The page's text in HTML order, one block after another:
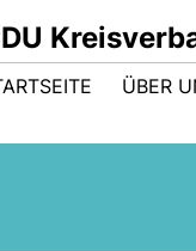
ÜBER